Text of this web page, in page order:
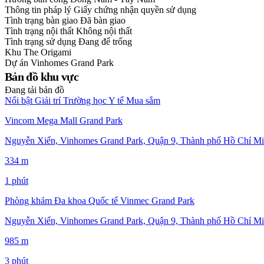
Thông tin pháp lý Giấy chứng nhận quyền sử dụng
Tình trạng bàn giao Đã bàn giao
Tình trạng nội thất Không nội thất
Tình trạng sử dụng Đang để trống
Khu The Origami
Dự án Vinhomes Grand Park
Bản đồ khu vực
Đang tải bản đồ
Nổi bật Giải trí Trường họcY tế Mua sắm
Vincom Mega Mall Grand Park
Nguyễn Xiển, Vinhomes Grand Park, Quận 9, Thành phố Hồ Chí
334 m
1 phút
Phòng khám Đa khoa Quốc tế Vinmec Grand Park
Nguyễn Xiển, Vinhomes Grand Park, Quận 9, Thành phố Hồ Chí
985 m
3 phút